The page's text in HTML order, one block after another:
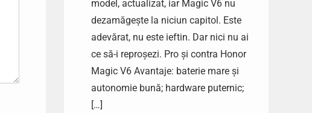
model, actualizat, iar Magic V6 nu
dezamăgește la niciun capitol. Este
adevărat, nu este ieftin. Dar nici nu ai
ce să-i reproșezi. Pro și contra Honor
Magic V6 Avantaje: baterie mare și
autonomie bună; hardware puternic;
[…]